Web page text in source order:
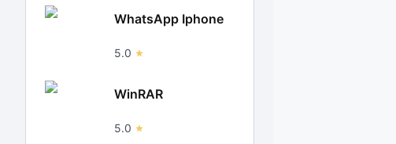
WhatsApp Iphone
5.0
WinRAR
5.0